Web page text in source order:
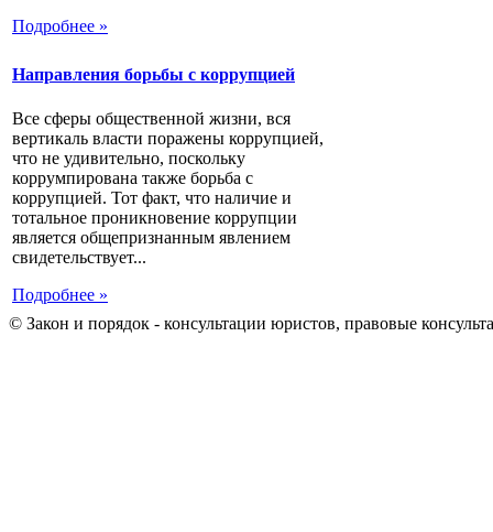
Подробнее »
Направления борьбы с коррупцией
Все сферы общественной жизни, вся
вертикаль власти поражены коррупцией,
что не удивительно, поскольку
коррумпирована также борьба с
коррупцией. Тот факт, что наличие и
тотальное проникновение коррупции
является общепризнанным явлением
свидетельствует...
Подробнее »
© Закон и порядок - консультации юристов, правовые